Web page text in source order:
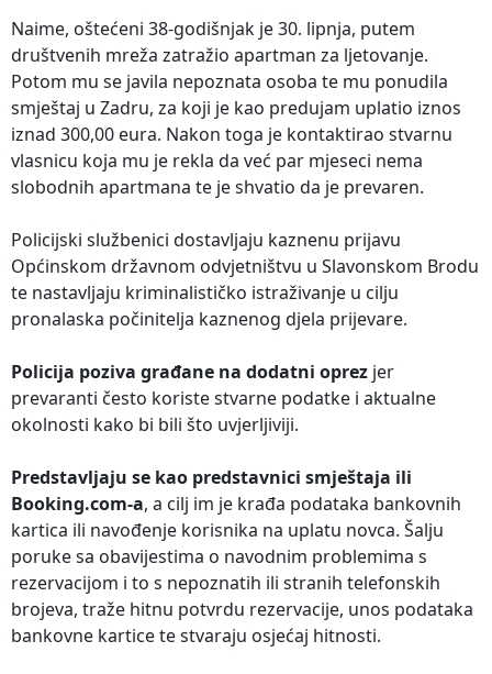
Naime, oštećeni 38-godišnjak je 30. lipnja, putem
društvenih mreža zatražio apartman za ljetovanje.
Potom mu se javila nepoznata osoba te mu ponudila
smještaj u Zadru, za koji je kao predujam uplatio iznos
iznad 300,00 eura. Nakon toga je kontaktirao stvarnu
vlasnicu koja mu je rekla da već par mjeseci nema
slobodnih apartmana te je shvatio da je prevaren.
Policijski službenici dostavljaju kaznenu prijavu
Općinskom državnom odvjetništvu u Slavonskom Brodu
te nastavljaju kriminalističko istraživanje u cilju
pronalaska počinitelja kaznenog djela prijevare.
Policija poziva građane na dodatni oprez jer
prevaranti često koriste stvarne podatke i aktualne
okolnosti kako bi bili što uvjerljiviji.
Predstavljaju se kao predstavnici smještaja ili
Booking.com-a, a cilj im je krađa podataka bankovnih
kartica ili navođenje korisnika na uplatu novca. Šalju
poruke sa obavijestima o navodnim problemima s
rezervacijom i to s nepoznatih ili stranih telefonskih
brojeva, traže hitnu potvrdu rezervacije, unos podataka
bankovne kartice te stvaraju osjećaj hitnosti.